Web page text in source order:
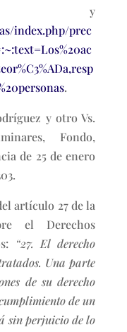
index.php/prec
.
y otro Vs.
Fondo,
de 25 de enero
artículo 27 de la
el Derechos
“27. El derecho
Una parte
de su derecho
de un
sin perjuicio de lo